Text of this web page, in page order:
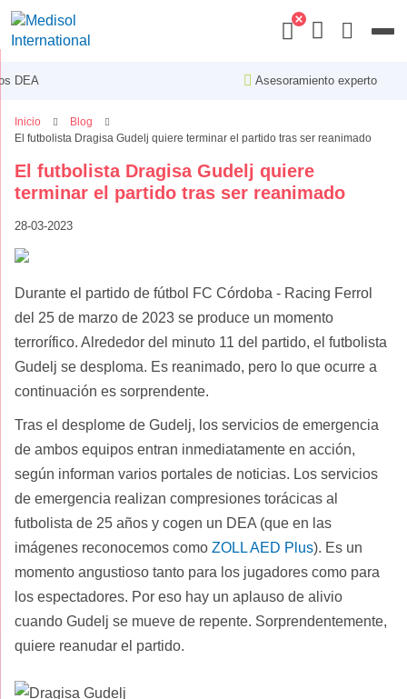
Asesoramiento experto
Inicio
Blog
El futbolista Dragisa Gudelj quiere terminar el partido tras ser reanimado
El futbolista Dragisa Gudelj quiere
terminar el partido tras ser reanimado
28-03-2023
Durante el partido de fútbol FC Córdoba - Racing Ferrol
del 25 de marzo de 2023 se produce un momento
terrorífico. Alrededor del minuto 11 del partido, el futbolista
Gudelj se desploma. Es reanimado, pero lo que ocurre a
continuación es sorprendente.
Tras el desplome de Gudelj, los servicios de emergencia
de ambos equipos entran inmediatamente en acción,
según informan varios portales de noticias. Los servicios
de emergencia realizan compresiones torácicas al
futbolista de 25 años y cogen un DEA (que en las
imágenes reconocemos como ZOLL AED Plus). Es un
momento angustioso tanto para los jugadores como para
los espectadores. Por eso hay un aplauso de alivio
cuando Gudelj se mueve de repente. Sorprendentemente,
quiere reanudar el partido.